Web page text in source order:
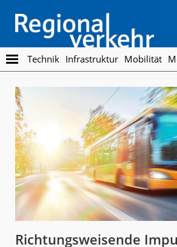
main
content
footer
Regionalverkehr
Die
Fachzeitschrift
den
Öffentlichen
Personennahverkehr
Technik Infrastruktur Mobilität
Richtungsweisende